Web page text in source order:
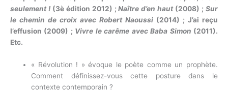
seulement !(3è édition 2012) ;Naître d’en haut(2008) ;Sur
le chemin de croix avec Robert Naoussi (2014) ; J’ai reçu
l’effusion (2009) ; Vivre le carême avec Baba Simon (2011).
Etc.
« Révolution ! » évoque le poète comme un prophète.
Comment définissez-vous cette posture dans le
contexte contemporain ?